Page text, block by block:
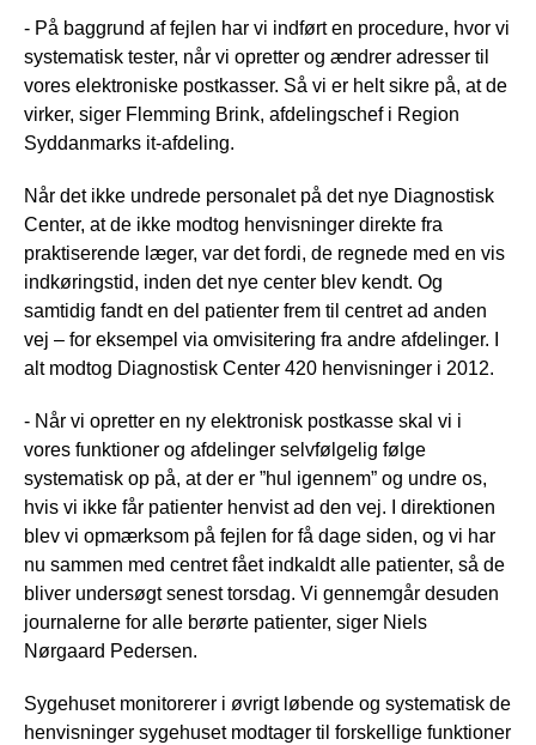
- På baggrund af fejlen har vi indført en procedure, hvor vi
systematisk tester, når vi opretter og ændrer adresser til
vores elektroniske postkasser. Så vi er helt sikre på, at de
virker, siger Flemming Brink, afdelingschef i Region
Syddanmarks it-afdeling.
Når det ikke undrede personalet på det nye Diagnostisk
Center, at de ikke modtog henvisninger direkte fra
praktiserende læger, var det fordi, de regnede med en vis
indkøringstid, inden det nye center blev kendt. Og
samtidig fandt en del patienter frem til centret ad anden
vej – for eksempel via omvisitering fra andre afdelinger. I
alt modtog Diagnostisk Center 420 henvisninger i 2012.
- Når vi opretter en ny elektronisk postkasse skal vi i
vores funktioner og afdelinger selvfølgelig følge
systematisk op på, at der er ”hul igennem” og undre os,
hvis vi ikke får patienter henvist ad den vej. I direktionen
blev vi opmærksom på fejlen for få dage siden, og vi har
nu sammen med centret fået indkaldt alle patienter, så de
bliver undersøgt senest torsdag. Vi gennemgår desuden
journalerne for alle berørte patienter, siger Niels
Nørgaard Pedersen.
Sygehuset monitorerer i øvrigt løbende og systematisk de
henvisninger sygehuset modtager til forskellige funktioner